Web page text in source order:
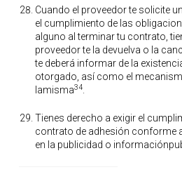
Cuando el proveedor te solicite
el cumplimiento de las
alguno al terminar tu contrato,
proveedor te la devuelva o la
te deberá informar de la
otorgado, así como el
lamisma34
Tienes derecho a exigir el
contrato de adhesión conforme
en la publicidad o